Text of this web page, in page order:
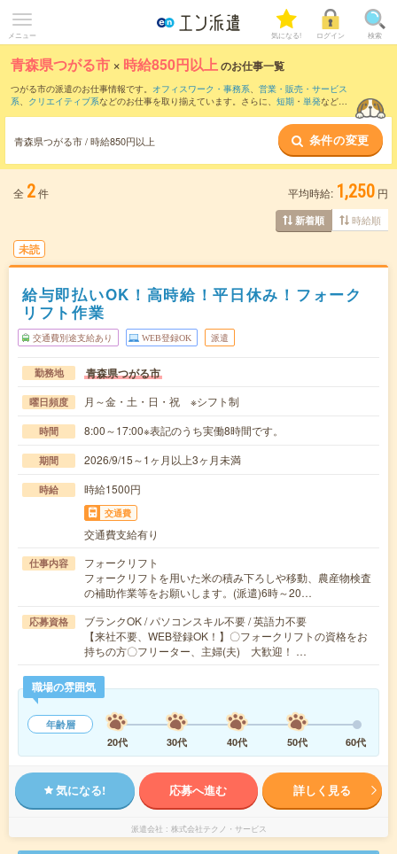
メニュー 気になる! ログイン 検索
青森県つがる市 × 時給850円以上のお仕事一覧
つがる市の派遣のお仕事情報です。 オフィスワーク・事務系、 営業・販売・サービス
系、 クリエイティブ系などのお仕事を取り揃えています。さらに、 短期 ・ 単発などの
時給1050円以上・ 1800円以上の求人はこちら
当サイトでは法令を遵守し、最低賃金以上の求人のみを掲載しています。
青森県つがる市 / 時給850円以上 条件の変更
全 2件 平均時給: 1,250 円
新着順 時給順
未読
給与即払いOK！高時給！平日休み！フォーク
リフト作業
交通費別途支給あり WEB登録OK 派遣
勤務地 青森県つがる市
曜日頻度 月～金・土・日・祝 ※シフト制
時間 8:00～17:00※表記のうち実働8時間です。
期間 2026/9/15～1ヶ月以上3ヶ月未満
時給 時給1500円
交通費
交通費支給有り
仕事内容
フォークリフト
フォークリフトを用いた米の積み下ろしや移動、農産物検査
の補助作業等をお願いします。(派遣)6時～20…
応募資格
ブランクOK / パソコンスキル不要 / 英語力不要
【来社不要、WEB登録OK！】〇フォークリフトの資格をお
持ちの方〇フリーター、主婦(夫) 大歓迎！ …
職場の雰囲気
年齢層
20代
30代 40代 50代 60代
気になる! 応募へ進む 詳しく見る
派遣会社 株式会社テクノ・サービス